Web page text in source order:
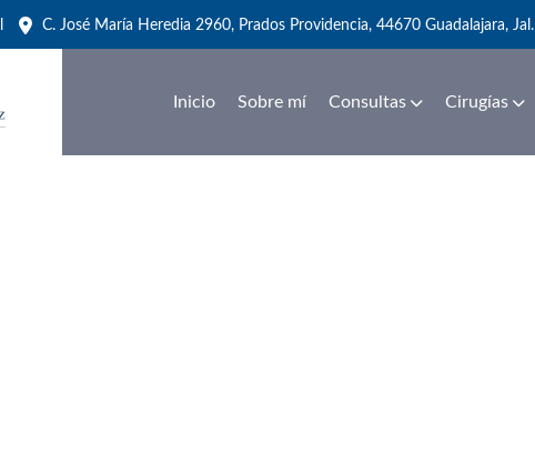
C. José María Heredia 2960, Prados Providencia, 44670 Guadalajara, Jal.
Inicio Sobre mí Consultas Cirugías